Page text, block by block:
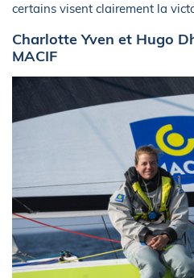
certains visent clairement la
Charlotte Yven et Hugo
MACIF